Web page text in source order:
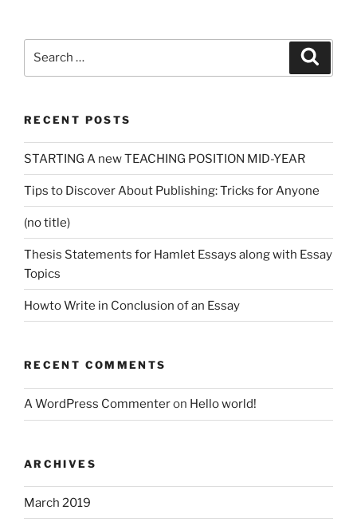
RECENT POSTS
STARTING A new TEACHING POSITION MID-YEAR
Tips to Discover About Publishing: Tricks for Anyone
(no title)
Thesis Statements for Hamlet Essays along with Essay
Topics
Howto Write in Conclusion of an Essay
RECENT COMMENTS
A WordPress Commenteron Hello world!
ARCHIVES
March 2019